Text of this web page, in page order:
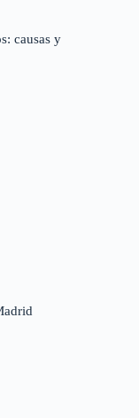
causas y